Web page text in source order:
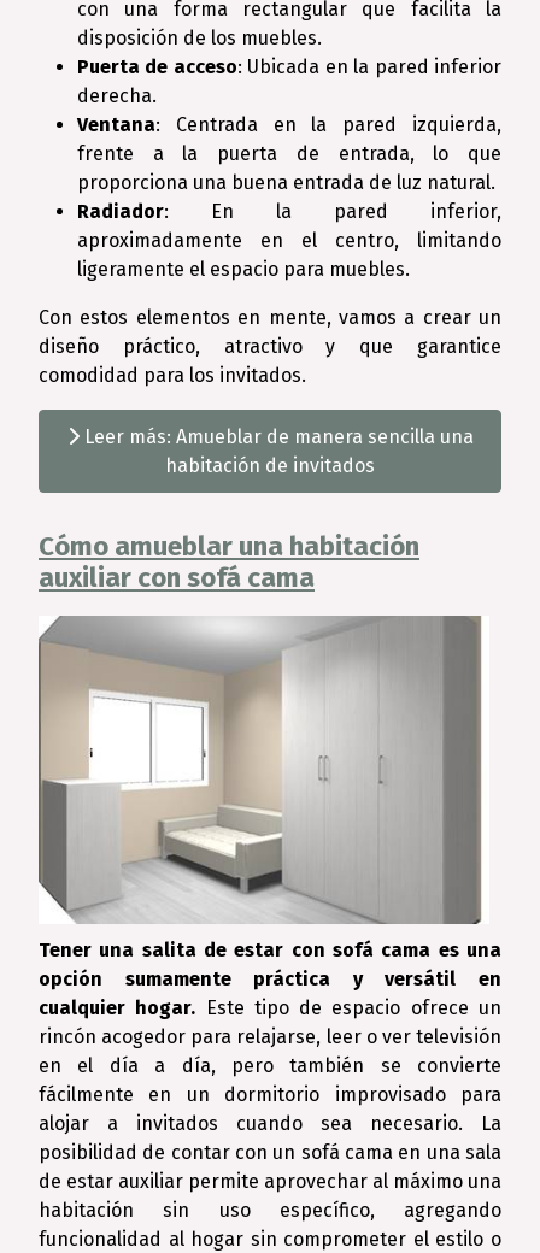
con una forma rectangular que facilita la
disposición de los muebles.
Puerta de acceso: Ubicada en la pared inferior
derecha.
Ventana: Centrada en la pared izquierda,
frente a la puerta de entrada, lo que
proporciona una buena entrada de luz natural.
Radiador: En la pared inferior,
aproximadamente en el centro, limitando
ligeramente el espacio para muebles.
Con estos elementos en mente, vamos a crear un
diseño práctico, atractivo y que garantice
comodidad para los invitados.
Leer más: Amueblar de manera sencilla una
habitación de invitados
Cómo amueblar una habitación
auxiliar con sofá cama
Tener una salita de estar con sofá cama es una
opción sumamente práctica y versátil en
cualquier hogar. Este tipo de espacio ofrece un
rincón acogedor para relajarse, leer o ver televisión
en el día a día, pero también se convierte
fácilmente en un dormitorio improvisado para
alojar a invitados cuando sea necesario. La
posibilidad de contar con un sofá cama en una sala
de estar auxiliar permite aprovechar al máximo una
habitación sin uso específico, agregando
funcionalidad al hogar sin comprometer el estilo o